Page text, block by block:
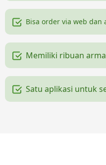
Bisa order via web dan
Memiliki ribuan
Satu aplikasi untuk